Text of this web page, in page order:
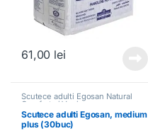
61,00 lei
Scutece adulti Egosan Natural
Comfort și Venixe
Scutece adulti Egosan, medium
plus (30buc)